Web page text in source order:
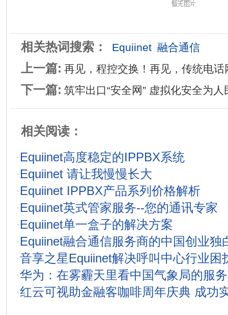
相关热词搜索： Equiinet 融合通信
上一篇: 再见，程控交换！再见，传统电话
下一篇: 筑牢出口“安全网” 虚拟化安全为人
相关阅读：
·Equiinet高度稳定的IPPBX系统
·Equiinet 请让我慢慢长大
·Equiinet IPPBX产品系列价格解析
·Equiinet英式管家服务--您的通讯专家
·Equiinet单一盒子的解决方案
·Equiinet融合通信服务商的中国创业独
·音享之星Equiinet解决呼叫中心行业困
·华为：在雾霾天里看中国气象局的服
·红云可视助金融客咖啡周年庆典 成功